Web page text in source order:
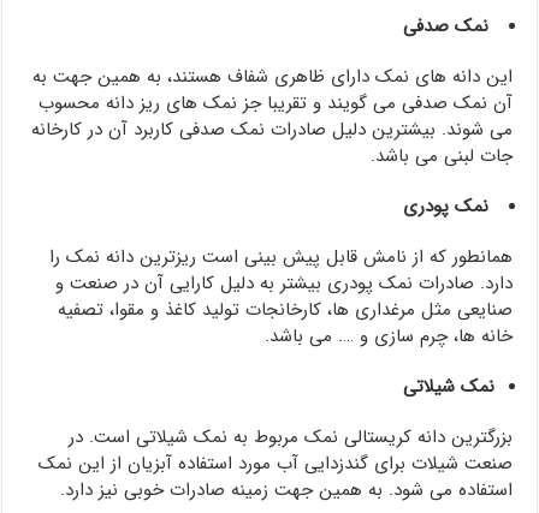
نمک صدفی
این دانه های نمک دارای ظاهری شفاف هستند، به همین جهت به
آن نمک صدفی می گویند و تقریبا جز نمک های ریز دانه محسوب
می شوند. بیشترین دلیل صادرات نمک صدفی کاربرد آن در کارخانه
جات لبنی می باشد.
نمک پودری
همانطور که از نامش قابل پیش بینی است ریزترین دانه نمک را
دارد. صادرات نمک پودری بیشتر به دلیل کارایی آن در صنعت و
صنایعی مثل مرغداری ها، کارخانجات تولید کاغذ و مقوا، تصفیه
خانه ها، چرم سازی و …. می باشد.
نمک شیلاتی
بزرگترین دانه کریستالی نمک مربوط به نمک شیلاتی است. در
صنعت شیلات برای گندزدایی آب مورد استفاده آبزیان از این نمک
استفاده می شود. به همین جهت زمینه صادرات خوبی نیز دارد.